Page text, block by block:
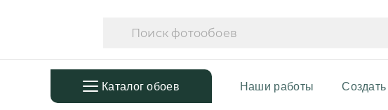
Каталог обоев Наши работы